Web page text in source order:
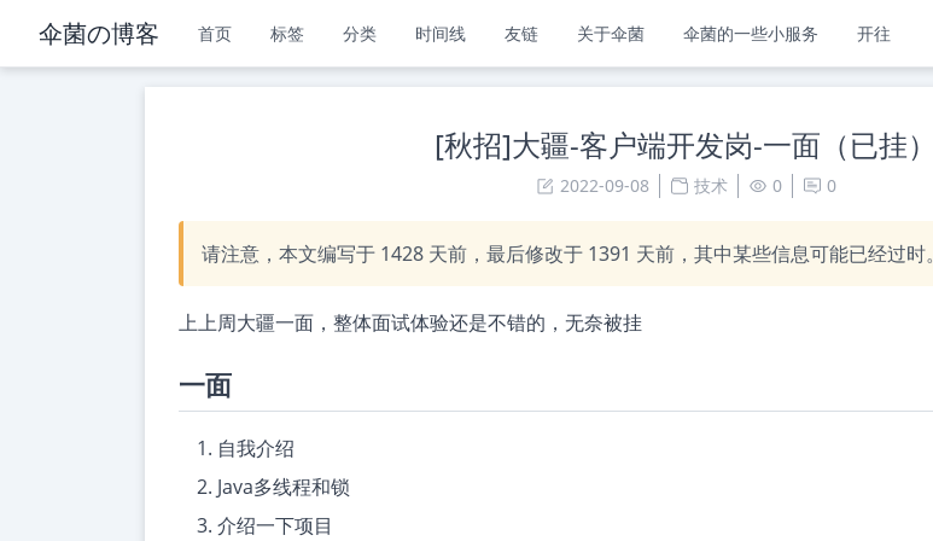
伞菌の博客 首页 标签 分类 时间线 友链 关于伞菌 伞菌的一些小服务 开往
[秋招]大疆-客户端开发岗-一面（已挂）
2022-09-08 技术 0 0
请注意，本文编写于 1428 天前，最后修改于 1391 天前，其中某些信息可能已经过时。
上上周大疆一面，整体面试体验还是不错的，无奈被挂
一面
自我介绍
Java多线程和锁
介绍一下项目